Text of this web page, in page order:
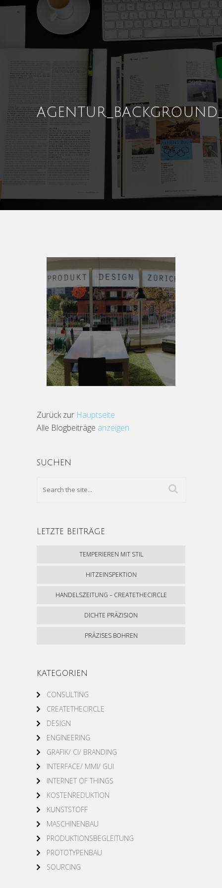
Zurück zur Hauptseite
Alle Blogbeiträge anzeigen
SUCHEN
LETZTE BEITRÄGE
TEMPERIEREN MIT STIL
HITZEINSPEKTION
HANDELSZEITUNG – CREATETHECIRCLE
DICHTE PRÄZISION
PRÄZISES BOHREN
KATEGORIEN
CONSULTING
CREATETHECIRCLE
DESIGN
ENGINEERING
GRAFIK/ CI/ BRANDING
INTERFACE/ MMI/ GUI
INTERNET OF THINGS
KOSTENREDUKTION
KUNSTSTOFF
MASCHINENBAU
PRODUKTIONSBEGLEITUNG
PROTOTYPENBAU
SOURCING